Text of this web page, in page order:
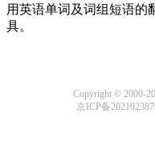
用英语单词及词组短语的
具。
Copyright © 2000-
京ICP备